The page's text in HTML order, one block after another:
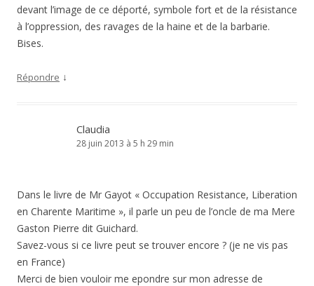
devant l’image de ce déporté, symbole fort et de la résistance
à l’oppression, des ravages de la haine et de la barbarie.
Bises.
Répondre ↓
Claudia
28 juin 2013 à 5 h 29 min
Dans le livre de Mr Gayot « Occupation Resistance, Liberation
en Charente Maritime », il parle un peu de l’oncle de ma Mere
Gaston Pierre dit Guichard.
Savez-vous si ce livre peut se trouver encore ? (je ne vis pas
en France)
Merci de bien vouloir me epondre sur mon adresse de